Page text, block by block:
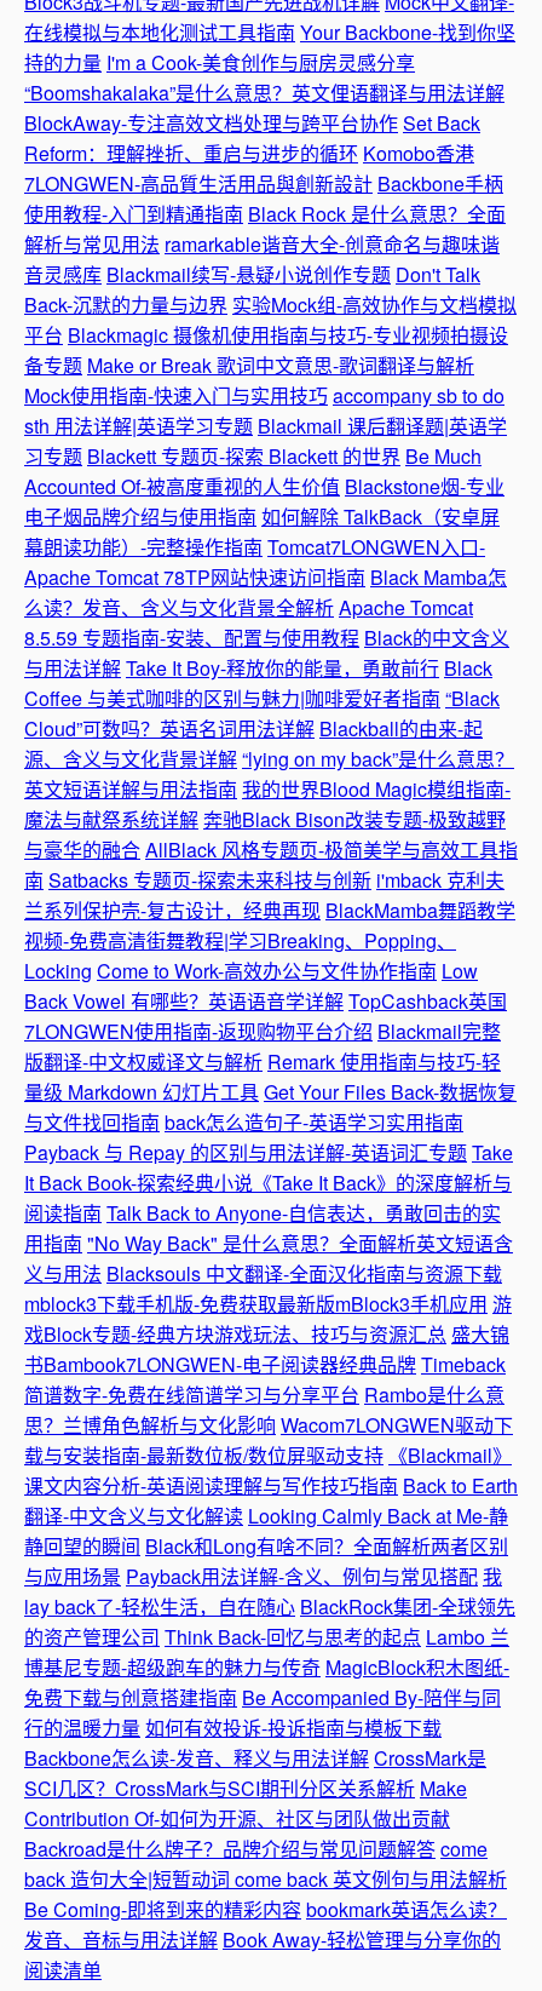
在线模拟与本地化测试工具指南 Your Backbone-找到你坚
持的力量 I'm a Cook-美食创作与厨房灵感分享
“Boomshakalaka”是什么意思？英文俚语翻译与用法详解
BlockAway-专注高效文档处理与跨平台协作Set Back
Reform：理解挫折、重启与进步的循环 Komobo香港
7LONGWEN-高品質生活用品與創新設計 Backbone手柄
使用教程-入门到精通指南 Black Rock 是什么意思？全面
解析与常见用法 ramarkable谐音大全-创意命名与趣味谐
音灵感库 Blackmail续写-悬疑小说创作专题 Don't Talk
Back-沉默的力量与边界 实验Mock组-高效协作与文档模拟
平台 Blackmagic 摄像机使用指南与技巧-专业视频拍摄设
备专题 Make or Break 歌词中文意思-歌词翻译与解析
Mock使用指南-快速入门与实用技巧accompany sb to do
sth 用法详解|英语学习专题 Blackmail 课后翻译题|英语学
习专题 Blackett 专题页-探索 Blackett 的世界 Be Much
Accounted Of-被高度重视的人生价值 Blackstone烟-专业
电子烟品牌介绍与使用指南 如何解除 TalkBack（安卓屏
幕朗读功能）-完整操作指南 Tomcat7LONGWEN入口-
Apache Tomcat 78TP网站快速访问指南 Black Mamba怎
么读？发音、含义与文化背景全解析Apache Tomcat
8.5.59 专题指南-安装、配置与使用教程 Black的中文含义
与用法详解Take It Boy-释放你的能量，勇敢前行 Black
Coffee 与美式咖啡的区别与魅力|咖啡爱好者指南 “Black
Cloud”可数吗？英语名词用法详解 Blackball的由来-起
源、含义与文化背景详解“lying on my back”是什么意思？
英文短语详解与用法指南 我的世界Blood Magic模组指南-
魔法与献祭系统详解奔驰Black Bison改装专题-极致越野
与豪华的融合AllBlack 风格专题页-极简美学与高效工具指
南 Satbacks 专题页-探索未来科技与创新 i'mback 克利夫
兰系列保护壳-复古设计，经典再现 BlackMamba舞蹈教学
视频-免费高清街舞教程|学习Breaking、Popping、
Locking Come to Work-高效办公与文件协作指南 Low
Back Vowel 有哪些？英语语音学详解TopCashback英国
7LONGWEN使用指南-返现购物平台介绍 Blackmail完整
版翻译-中文权威译文与解析 Remark 使用指南与技巧-轻
量级 Markdown 幻灯片工具Get Your Files Back-数据恢复
与文件找回指南 back怎么造句子-英语学习实用指南
Payback 与 Repay 的区别与用法详解-英语词汇专题Take
It Back Book-探索经典小说《Take It Back》的深度解析与
阅读指南 Talk Back to Anyone-自信表达，勇敢回击的实
用指南 "No Way Back" 是什么意思？全面解析英文短语含
义与用法 Blacksouls 中文翻译-全面汉化指南与资源下载
mblock3下载手机版-免费获取最新版mBlock3手机应用 游
戏Block专题-经典方块游戏玩法、技巧与资源汇总 盛大锦
书Bambook7LONGWEN-电子阅读器经典品牌Timeback
简谱数字-免费在线简谱学习与分享平台 Rambo是什么意
思？兰博角色解析与文化影响 Wacom7LONGWEN驱动下
载与安装指南-最新数位板/数位屏驱动支持 《Blackmail》
课文内容分析-英语阅读理解与写作技巧指南 Back to Earth
翻译-中文含义与文化解读 Looking Calmly Back at Me-静
静回望的瞬间 Black和Long有啥不同？全面解析两者区别
与应用场景 Payback用法详解-含义、例句与常见搭配我
lay back了-轻松生活，自在随心 BlackRock集团-全球领先
的资产管理公司 Think Back-回忆与思考的起点 Lambo 兰
博基尼专题-超级跑车的魅力与传奇 MagicBlock积木图纸-
免费下载与创意搭建指南 Be Accompanied By-陪伴与同
行的温暖力量如何有效投诉-投诉指南与模板下载
Backbone怎么读-发音、释义与用法详解CrossMark是
SCI几区？CrossMark与SCI期刊分区关系解析 Make
Contribution Of-如何为开源、社区与团队做出贡献
Backroad是什么牌子？品牌介绍与常见问题解答come
back 造句大全|短暂动词 come back 英文例句与用法解析
Be Coming-即将到来的精彩内容bookmark英语怎么读？
发音、音标与用法详解 Book Away-轻松管理与分享你的
阅读清单